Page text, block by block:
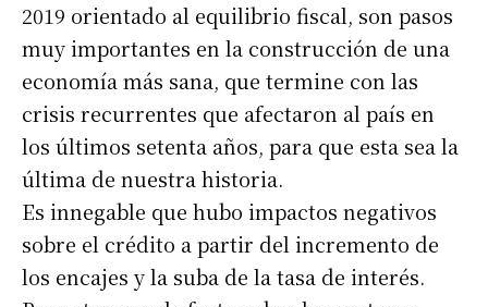
2019 orientado al equilibrio fiscal, son pasos
muy importantes en la construcción de una
economía más sana, que termine con las
crisis recurrentes que afectaron al país en
los últimos setenta años, para que esta sea la
última de nuestra historia.
Es innegable que hubo impactos negativos
sobre el crédito a partir del incremento de
los encajes y la suba de la tasa de interés.